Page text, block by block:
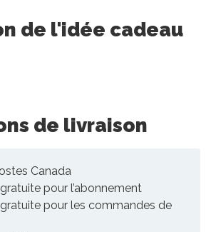
de l'idée cadeau
de livraison
Canada
pour l’abonnement
pour les commandes de